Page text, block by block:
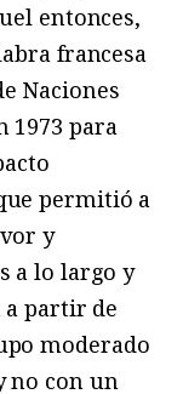
entonces,
francesa
Naciones
1973 para
permitió a
y
a lo largo y
a partir de
moderado
no con un